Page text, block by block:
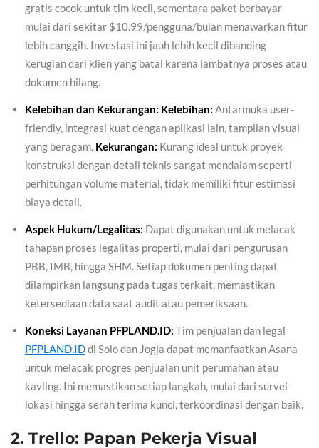
gratis cocok untuk tim kecil, sementara paket berbayar
mulai dari sekitar $10.99/pengguna/bulan menawarkan fitur
lebih canggih. Investasi ini jauh lebih kecil dibanding
kerugian dari klien yang batal karena lambatnya proses atau
dokumen hilang.
Kelebihan dan Kekurangan: Kelebihan: Antarmuka user-
friendly, integrasi kuat dengan aplikasi lain, tampilan visual
yang beragam. Kekurangan: Kurang ideal untuk proyek
konstruksi dengan detail teknis sangat mendalam seperti
perhitungan volume material, tidak memiliki fitur estimasi
biaya detail.
Aspek Hukum/Legalitas: Dapat digunakan untuk melacak
tahapan proses legalitas properti, mulai dari pengurusan
PBB, IMB, hingga SHM. Setiap dokumen penting dapat
dilampirkan langsung pada tugas terkait, memastikan
ketersediaan data saat audit atau pemeriksaan.
Koneksi Layanan PFPLAND.ID: Tim penjualan dan legal
PFPLAND.IDdi Solo dan Jogja dapat memanfaatkan Asana
untuk melacak progres penjualan unit perumahan atau
kavling. Ini memastikan setiap langkah, mulai dari survei
lokasi hingga serah terima kunci, terkoordinasi dengan baik.
2. Trello: Papan Pekerja Visual